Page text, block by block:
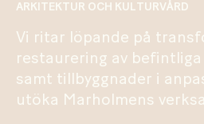
ARKITEKTUR OCH KULTURVÅRD
Vi ritar löpande på
restaurering av befintliga
samt tillbyggnader i
utöka Marholmens